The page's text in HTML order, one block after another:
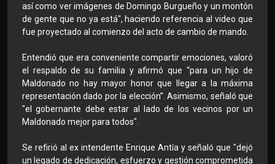
así como ver imágenes de Domingo Burgueño y un montón
de gente que no ya está", haciendo referencia al video que
fue proyectado al comienzo del acto de cambio de mando.
Entendió que era conveniente compartir emociones, valoró
el respaldo de su familia y afirmó que “para un hijo de
Maldonado no hay mayor honor que llegar a la máxima
representación dado por la elección”. Asimismo, señaló que
"el gobernante debe estar al lado de los vecinos por un
Maldonado mejor para todos".
Se refirió al ex intendente Enrique Antía y señaló que "dejó
un legado de dedicación, esfuerzo y gestión comprometida